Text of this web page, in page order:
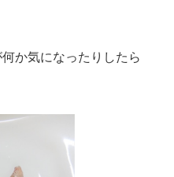
か気になったりしたら